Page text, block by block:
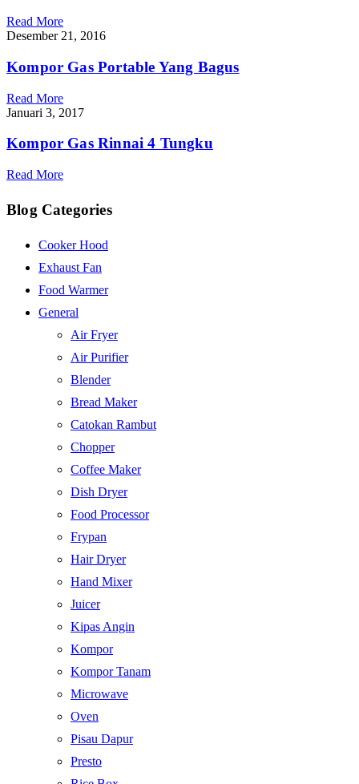
Read More
Desember 21, 2016
Kompor Gas Portable Yang Bagus
Read More
Januari 3, 2017
Kompor Gas Rinnai 4 Tungku
Read More
Blog Categories
Cooker Hood
Exhaust Fan
Food Warmer
General
Air Fryer
Air Purifier
Blender
Bread Maker
Catokan Rambut
Chopper
Coffee Maker
Dish Dryer
Food Processor
Frypan
Hair Dryer
Hand Mixer
Juicer
Kipas Angin
Kompor
Kompor Tanam
Microwave
Oven
Pisau Dapur
Presto